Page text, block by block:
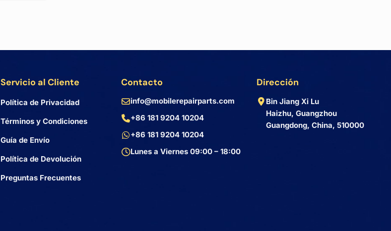
Servicio al Cliente
Política de Privacidad
Términos y Condiciones
Guía de Envío
Política de Devolución
Preguntas Frecuentes
Contacto
info@mobilerepairparts.com
+86 181 9204 10204
+86 181 9204 10204
Lunes a Viernes 09:00 – 18:00
Dirección
Bin Jiang Xi Lu
Haizhu, Guangzhou
Guangdong, China, 510000